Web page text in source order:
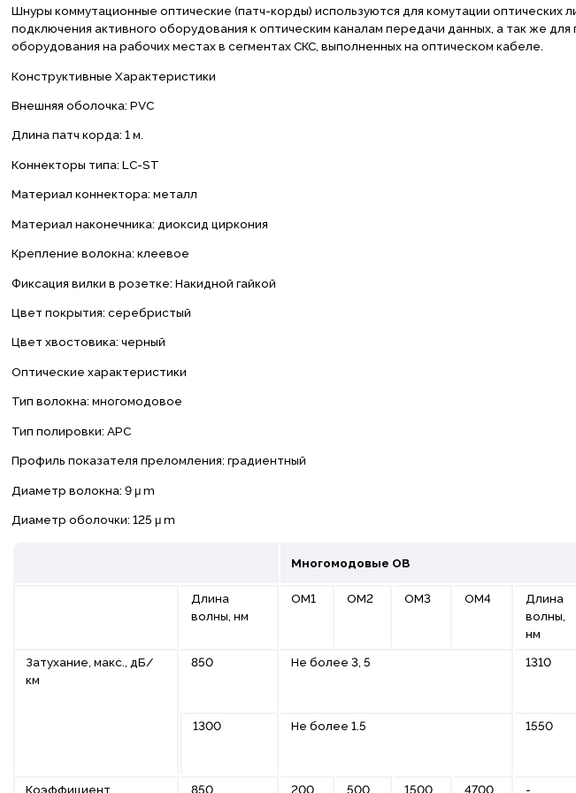
Шнуры коммутационные оптические (патч-корды) используются для комутации оптических
подключения активного оборудования к оптическим каналам передачи данных, а так же
оборудования на рабочих местах в сегментах СКС, выполненных на оптическом кабеле.
Конструктивные Характеристики
Внешняя оболочка: PVC
Длина патч корда: 1 м.
Коннекторы типа: LC-ST
Материал коннектора: металл
Материал наконечника: диоксид циркония
Крепление волокна: клеевое
Фиксация вилки в розетке: Накидной гайкой
Цвет покрытия: серебристый
Цвет хвостовика: черный
Оптические характеристики
Тип волокна: многомодовое
Тип полировки: APC
Профиль показателя преломления: градиентный
Диаметр волокна: 9 μ m
Диаметр оболочки: 125 μ m
Многомодовые ОВ
Длина
волны, нм
ОМ1 ОМ2 ОМ3 ОМ4
Длина
волны,
нм
Затухание, макс., дБ/
км
850 Не более 3, 5 1310
1300
Не более 1.5 1550
Коэффициент
850 200 500 1500 4700 -